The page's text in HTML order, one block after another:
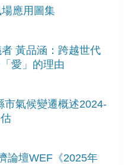
應用圖集
黃品涵：跨越世代
愛」的理由
市氣候變遷概述2024-
論壇WEF《2025年